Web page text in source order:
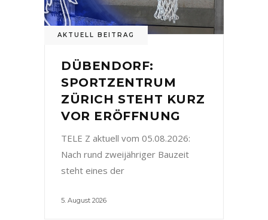
AKTUELL BEITRAG
DÜBENDORF:
SPORTZENTRUM
ZÜRICH STEHT KURZ
VOR ERÖFFNUNG
TELE Z aktuell vom 05.08.2026:
Nach rund zweijähriger Bauzeit
steht eines der
5. August 2026